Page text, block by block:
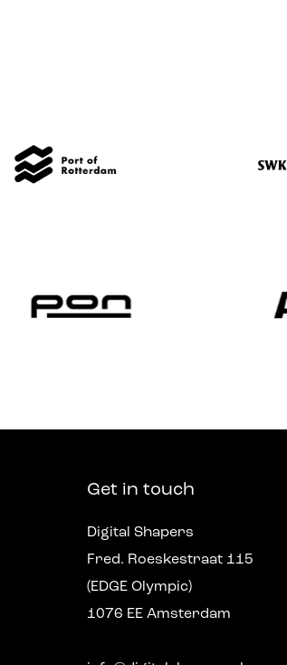
Get in touch
Digital Shapers
Fred. Roeskestraat 115
(EDGE Olympic)
1076 EE Amsterdam